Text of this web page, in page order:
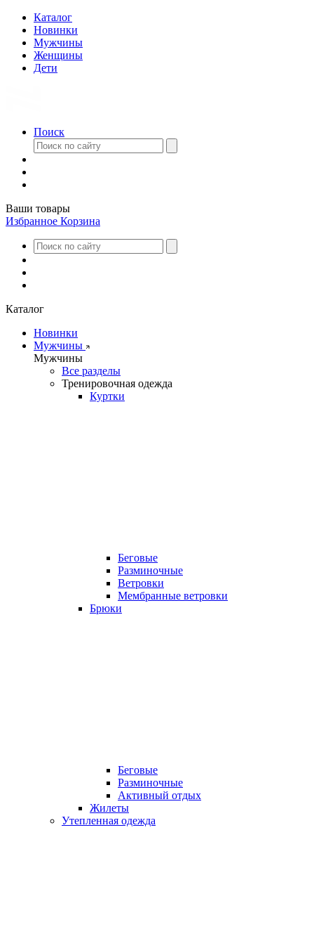
Каталог
Новинки
Мужчины
Женщины
Дети
Поиск
Ваши товары
Избранное Корзина
Каталог
Новинки
Мужчины
Мужчины
Все разделы
Тренировочная одежда
Куртки
Беговые
Разминочные
Ветровки
Мембранные ветровки
Брюки
Беговые
Разминочные
Активный отдых
Жилеты
Утепленная одежда